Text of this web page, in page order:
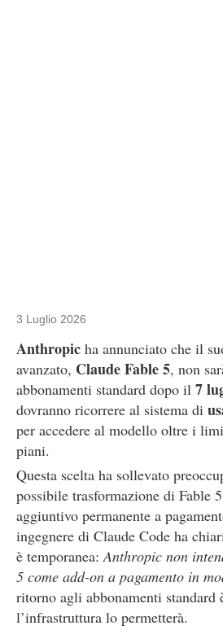
3 Luglio 2026
Anthropic ha annunciato che il
avanzato, Claude Fable 5, non
abbonamenti standard dopo il 7
dovranno ricorrere al sistema di
per accedere al modello oltre i
piani.
Questa scelta ha sollevato
possibile trasformazione di Fable
aggiuntivo permanente a
ingegnere di Claude Code ha
è temporanea:Anthropic non
5 come add-on a pagamento in
ritorno agli abbonamenti standard
l’infrastruttura lo permetterà.